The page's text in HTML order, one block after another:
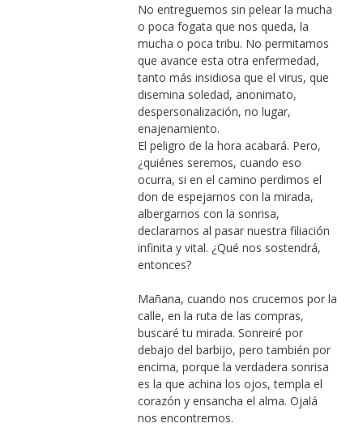
No entreguemos sin pelear la mucha
o poca fogata que nos queda, la
mucha o poca tribu. No permitamos
que avance esta otra enfermedad,
tanto más insidiosa que el virus, que
disemina soledad, anonimato,
despersonalización, no lugar,
enajenamiento.
El peligro de la hora acabará. Pero,
¿quiénes seremos, cuando eso
ocurra, si en el camino perdimos el
don de espejarnos con la mirada,
albergarnos con la sonrisa,
declararnos al pasar nuestra filiación
infinita y vital. ¿Qué nos sostendrá,
entonces?
Mañana, cuando nos crucemos por la
calle, en la ruta de las compras,
buscaré tu mirada. Sonreiré por
debajo del barbijo, pero también por
encima, porque la verdadera sonrisa
es la que achina los ojos, templa el
corazón y ensancha el alma. Ojalá
nos encontremos.